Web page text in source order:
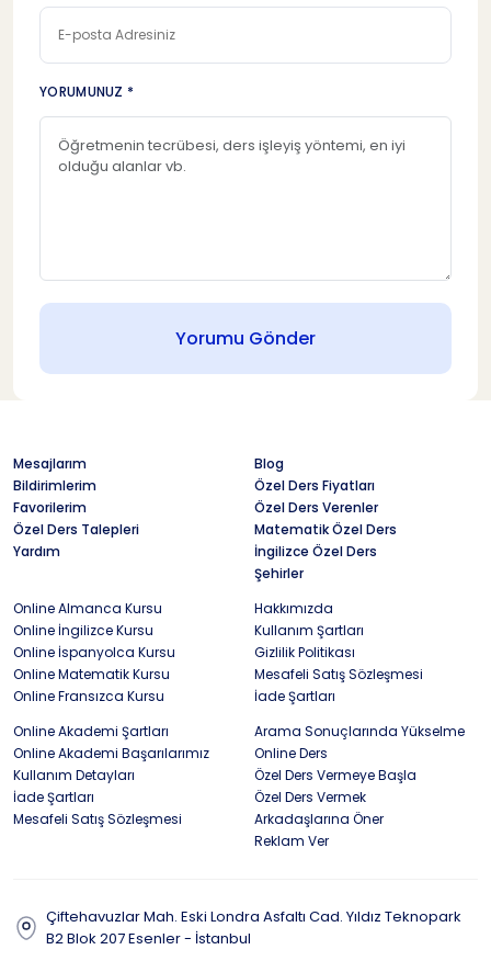
YORUMUNUZ *
Yorumu Gönder
Mesajlarım
Bildirimlerim
Favorilerim
Özel Ders Talepleri
Yardım
Blog
Özel Ders Fiyatları
Özel Ders Verenler
Matematik Özel Ders
İngilizce Özel Ders
Şehirler
Online Almanca Kursu
Online İngilizce Kursu
Online İspanyolca Kursu
Online Matematik Kursu
Online Fransızca Kursu
Hakkımızda
Kullanım Şartları
Gizlilik Politikası
Mesafeli Satış Sözleşmesi
İade Şartları
Online Akademi Şartları
Online Akademi Başarılarımız
Kullanım Detayları
İade Şartları
Mesafeli Satış Sözleşmesi
Arama Sonuçlarında Yükselme
Online Ders
Özel Ders Vermeye Başla
Özel Ders Vermek
Arkadaşlarına Öner
Reklam Ver
Çiftehavuzlar Mah. Eski Londra Asfaltı Cad. Yıldız Teknopark
B2 Blok 207 Esenler - İstanbul